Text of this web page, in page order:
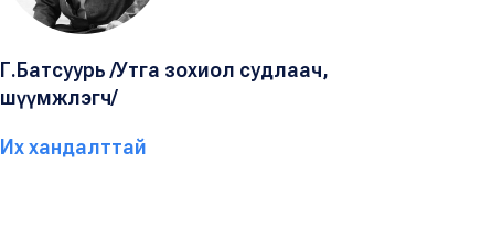
Г.Батсуурь /Утга зохиол судлаач,
шүүмжлэгч/
Их хандалттай